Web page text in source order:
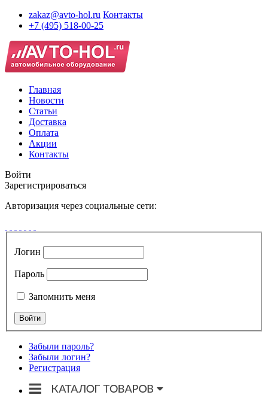
zakaz@avto-hol.ru Контакты
+7 (495) 518-00-25
Главная
Новости
Статьи
Доставка
Оплата
Акции
Контакты
Войти
Зарегистрироваться
Авторизация через социальные сети:
Логин
Пароль
Запомнить меня
Забыли пароль?
Забыли логин?
Регистрация